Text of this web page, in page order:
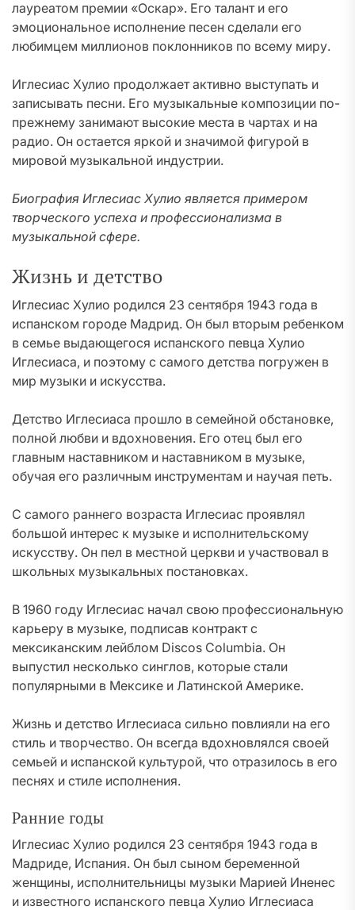
лауреатом премии «Оскар». Его талант и его
эмоциональное исполнение песен сделали его
любимцем миллионов поклонников по всему миру.
Иглесиас Хулио продолжает активно выступать и
записывать песни. Его музыкальные композиции по-
прежнему занимают высокие места в чартах и на
радио. Он остается яркой и значимой фигурой в
мировой музыкальной индустрии.
Биография Иглесиас Хулио является примером
творческого успеха и профессионализма в
музыкальной сфере.
Жизнь и детство
Иглесиас Хулио родился 23 сентября 1943 года в
испанском городе Мадрид. Он был вторым ребенком
в семье выдающегося испанского певца Хулио
Иглесиаса, и поэтому с самого детства погружен в
мир музыки и искусства.
Детство Иглесиаса прошло в семейной обстановке,
полной любви и вдохновения. Его отец был его
главным наставником и наставником в музыке,
обучая его различным инструментам и научая петь.
С самого раннего возраста Иглесиас проявлял
большой интерес к музыке и исполнительскому
искусству. Он пел в местной церкви и участвовал в
школьных музыкальных постановках.
В 1960 году Иглесиас начал свою профессиональную
карьеру в музыке, подписав контракт с
мексиканским лейблом Discos Columbia. Он
выпустил несколько синглов, которые стали
популярными в Мексике и Латинской Америке.
Жизнь и детство Иглесиаса сильно повлияли на его
стиль и творчество. Он всегда вдохновлялся своей
семьей и испанской культурой, что отразилось в его
песнях и стиле исполнения.
Ранние годы
Иглесиас Хулио родился 23 сентября 1943 года в
Мадриде, Испания. Он был сыном беременной
женщины, исполнительницы музыки Марией Иненес
и известного испанского певца Хулио Иглесиаса